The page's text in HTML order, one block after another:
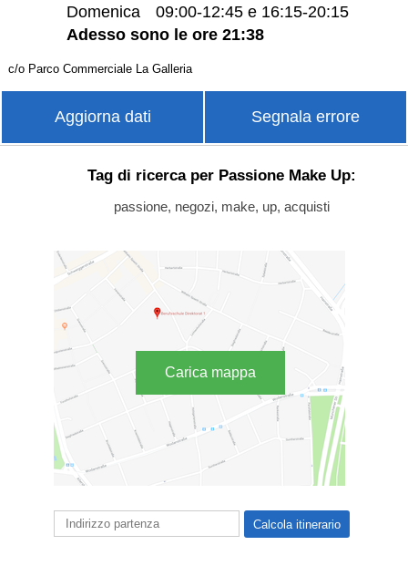
Domenica
09:00-12:45 e 16:15-20:15
Adesso sono le ore 21:38
c/o Parco Commerciale La Galleria
Aggiorna dati Segnala errore
Tag di ricerca per Passione Make Up:
passione, negozi, make, up, acquisti
Carica mappa